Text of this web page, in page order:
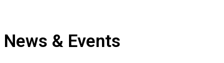
News & Events